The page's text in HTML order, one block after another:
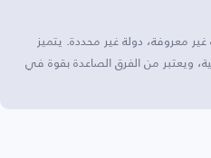
معروفة، دولة غير محددة. يتميز
ويعتبر من الفرق الصاعدة بقوة في